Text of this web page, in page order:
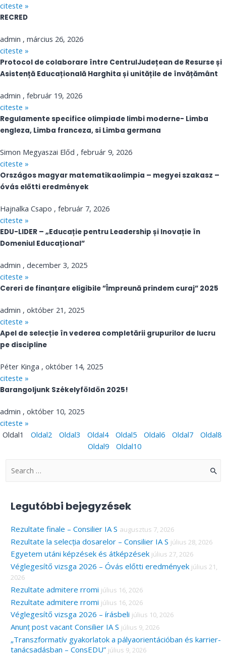
citeste »
RECRED
admin
március 26, 2026
citeste »
Protocol de colaborare între CentrulJudețean de Resurse și
Asistență Educațională Harghita și unitățile de învățământ
admin
február 19, 2026
citeste »
Regulamente specifice olimpiade limbi moderne- Limba
engleza, Limba franceza, si Limba germana
Simon Megyaszai Előd
február 9, 2026
citeste »
Országos magyar matematikaolimpia – megyei szakasz –
óvás előtti eredmények
Hajnalka Csapo
február 7, 2026
citeste »
EDU-LIDER – „Educație pentru Leadership și Inovație în
Domeniul Educațional”
admin
december 3, 2025
citeste »
Cereri de finanțare eligibile ”Împreună prindem curaj” 2025
admin
október 21, 2025
citeste »
Apel de selecție în vederea completării grupurilor de lucru
pe discipline
Péter Kinga
október 14, 2025
citeste »
Barangoljunk Székelyföldön 2025!
admin
október 10, 2025
citeste »
Oldal1 Oldal2 Oldal3 Oldal4 Oldal5 Oldal6 Oldal7 Oldal8
Oldal9 Oldal10
S
c
h
f
o
r
:
Legutóbbi bejegyzések
Rezultate finale – Consilier IA S augusztus 7, 2026
Rezultate la selecția dosarelor – Consilier IA S július 28, 2026
Egyetem utáni képzések és átképzések július 27, 2026
Véglegesítő vizsga 2026 – Óvás előtti eredmények július 21,
2026
Rezultate admitere rromi július 16, 2026
Rezultate admitere rromi július 16, 2026
Véglegesítő vizsga 2026 – írásbeli július 10, 2026
Anunț post vacant Consilier IA S július 9, 2026
„Transzformatív gyakorlatok a pályaorientációban és karrier-
tanácsadásban – ConsEDU” július 9, 2026